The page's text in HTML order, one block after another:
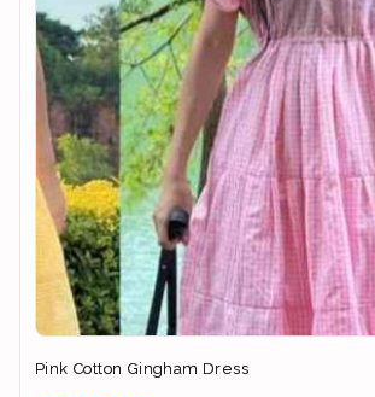
Pink Cotton Gingham Dress